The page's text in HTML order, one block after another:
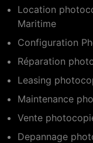
Location
Maritime
Configuration
Réparation
Leasing
Maintenance
Vente
Depannage